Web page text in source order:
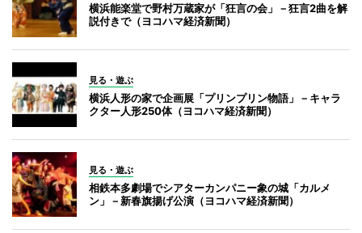
横浜能楽堂で野村万蔵家が「狂言の会」－狂言2曲を解
説付きで（ヨコハマ経済新聞）
見る・遊ぶ
横浜人形の家で企画展「プリンプリン物語」－キャラ
クター人形250体（ヨコハマ経済新聞）
見る・遊ぶ
相鉄本多劇場でシアターカンパニー象の城「カルメ
ン」－新春旗揚げ公演（ヨコハマ経済新聞）